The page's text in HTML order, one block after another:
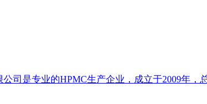
司是专业的HPMC生产企业，成立于2009年，